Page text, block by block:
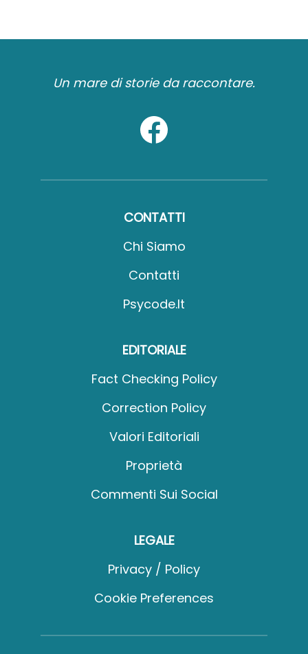
Un mare di storie da raccontare.
CONTATTI
Chi Siamo
Contatti
Psycode.it
EDITORIALE
Fact Checking Policy
Correction Policy
Valori Editoriali
Proprietà
Commenti Sui Social
LEGALE
Privacy / Policy
Cookie Preferences